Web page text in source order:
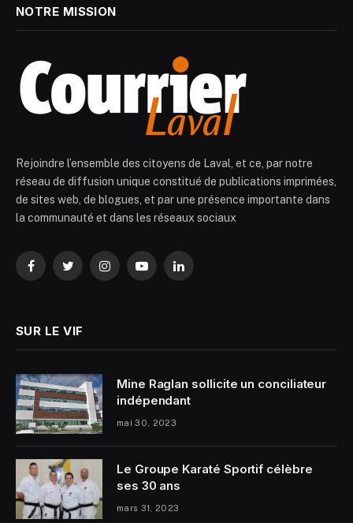
NOTRE MISSION
Rejoindre l’ensemble des citoyens de Laval, et ce, par notre
réseau de diffusion unique constitué de publications imprimées,
de sites web, de blogues, et par une présence importante dans
la communauté et dans les réseaux sociaux
FacebookTwitterInstagramYouTubeLinkedIn
SUR LE VIF
Mine Raglan sollicite un conciliateur
indépendant
mai 30, 2023
Le Groupe Karaté Sportif célèbre
ses 30 ans
mars 31, 2023